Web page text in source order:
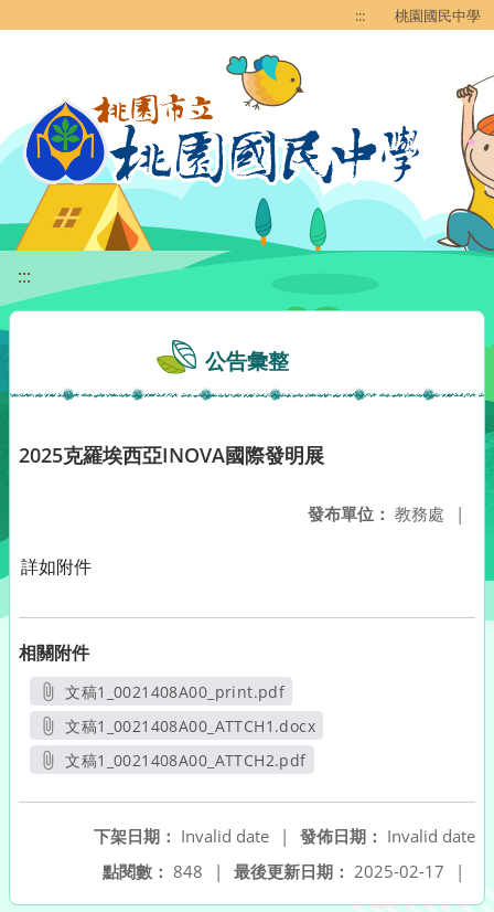
::: 桃園國民中學
:::
公告彙整
2025克羅埃西亞INOVA國際發明展
發布單位： 教務處 |
詳如附件
相關附件
文稿1_0021408A00_print.pdf
另開新視窗
文稿1_0021408A00_ATTCH1.docx
另開新視窗
文稿1_0021408A00_ATTCH2.pdf
發佈日期： Invalid date
下架日期： Invalid date
|
最後更新日期： 2025-02-17 |
點閱數： 848 |